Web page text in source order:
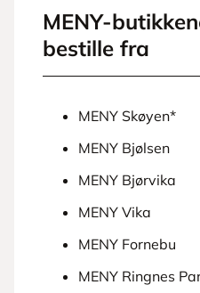
MENY-
bestille fra
MENY Skøyen*
MENY Bjølsen
MENY Bjørvika
MENY Vika
MENY Fornebu
MENY Ringnes